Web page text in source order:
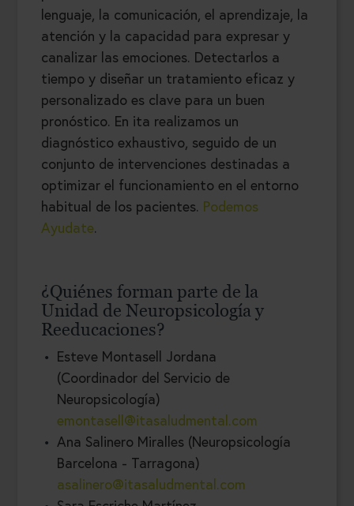
lenguaje, la comunicación, el aprendizaje, la
atención y la capacidad para expresar y
canalizar las emociones. Detectarlos a
tiempo y diseñar un tratamiento eficaz y
personalizado es clave para un buen
pronóstico. En ita realizamos un
diagnóstico exhaustivo, seguido de un
conjunto de intervenciones destinadas a
optimizar el funcionamiento en el entorno
habitual de los pacientes. Podemos
Ayudate.
¿Quiénes forman parte de la
Unidad de Neuropsicología y
Reeducaciones?
Esteve Montasell Jordana
(Coordinador del Servicio de
Neuropsicología)
emontasell@itasaludmental.com
Ana Salinero Miralles (Neuropsicología
Barcelona - Tarragona)
asalinero@itasaludmental.com